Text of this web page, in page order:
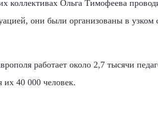
коллективах Ольга Тимофеева
они были организованы в узком
работает около 2,7 тысячи
их 40 000 человек.